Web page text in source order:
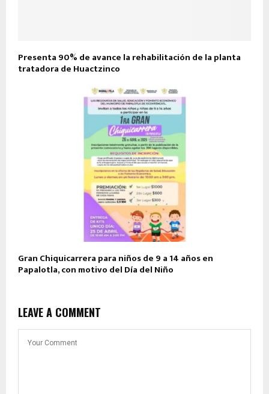
Presenta 90% de avance la rehabilitación de la planta
tratadora de Huactzinco
Gran Chiquicarrera para niños de 9 a 14 años en
Papalotla, con motivo del Día del Niño
LEAVE A COMMENT